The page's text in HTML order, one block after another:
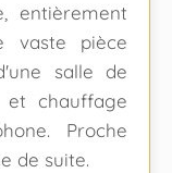
entièrement
vaste pièce
salle de
et chauffage
Proche
de suite.